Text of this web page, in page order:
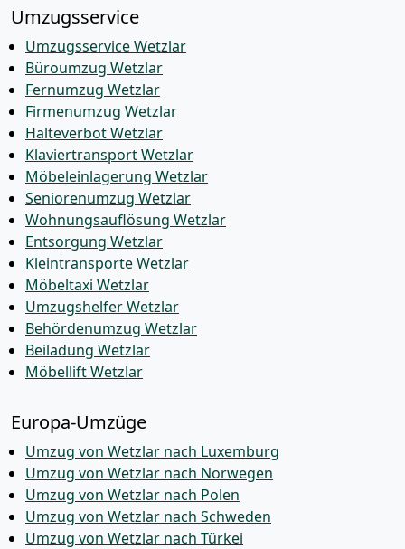
Umzugsservice
Umzugsservice Wetzlar
Büroumzug Wetzlar
Fernumzug Wetzlar
Firmenumzug Wetzlar
Halteverbot Wetzlar
Klaviertransport Wetzlar
Möbeleinlagerung Wetzlar
Seniorenumzug Wetzlar
Wohnungsauflösung Wetzlar
Entsorgung Wetzlar
Kleintransporte Wetzlar
Möbeltaxi Wetzlar
Umzugshelfer Wetzlar
Behördenumzug Wetzlar
Beiladung Wetzlar
Möbellift Wetzlar
Europa-Umzüge
Umzug von Wetzlar nach Luxemburg
Umzug von Wetzlar nach Norwegen
Umzug von Wetzlar nach Polen
Umzug von Wetzlar nach Schweden
Umzug von Wetzlar nach Türkei